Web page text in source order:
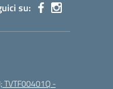
su:
TVTF00401Q -